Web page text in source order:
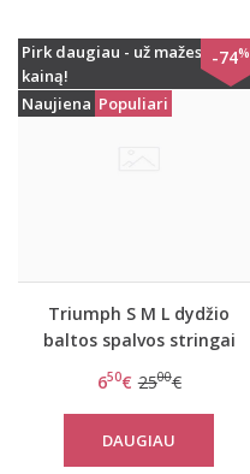
Pirk daugiau - už mažesnę
kainą!
Naujiena Populiari
-74%
Triumph S M L dydžio
baltos spalvos stringai
650€ 2500€
DAUGIAU